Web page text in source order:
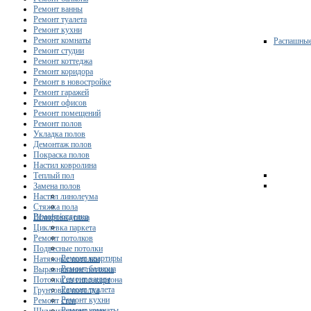
Ремонт/отделка
Ремонт квартиры
Ремонт балкона
Ремонт ванны
Ремонт туалета
Ремонт кухни
Ремонт ванны
Ремонт туалета
Ремонт кухни
Ремонт комнаты
Ремонт студии
Ремонт коттеджа
Ремонт коридора
Ремонт в новостройке
Ремонт гаражей
Ремонт офисов
Ремонт помещений
Ремонт полов
Укладка полов
Демонтаж полов
Покраска полов
Настил ковролина
Теплый пол
Замена полов
Настил линолеума
Стяжка пола
Шлифовка пола
Циклевка паркета
Ремонт потолков
Подвесные потолки
Натяжные потолки
Выравнивание потолка
Потолки из гипсокартона
Грунтовка потолка
Ремонт стен